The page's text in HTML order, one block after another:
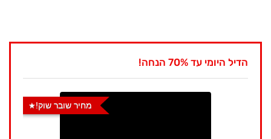
הדיל היומי עד 70% הנחה!
מחיר שובר שוק!